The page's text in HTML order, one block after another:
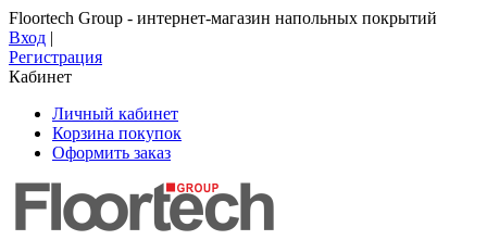
Floortech Group - интернет-магазин напольных покрытий
Вход |
Регистрация
Кабинет
Личный кабинет
Корзина покупок
Оформить заказ